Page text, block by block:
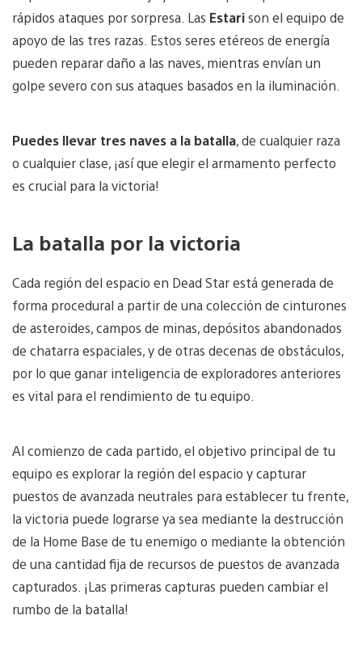
rápidos ataques por sorpresa. Las Estarison el equipo de
apoyo de las tres razas. Estos seres etéreos de energía
pueden reparar daño a las naves, mientras envían un
golpe severo con sus ataques basados ​​en la iluminación.
Puedes llevar tres naves a la batalla, de cualquier raza
o cualquier clase, ¡así que elegir el armamento perfecto
es crucial para la victoria!
La batalla por la victoria
Cada región del espacio en Dead Star está generada de
forma procedural a partir de una colección de cinturones
de asteroides, campos de minas, depósitos abandonados
de chatarra espaciales, y de otras decenas de obstáculos,
por lo que ganar inteligencia de exploradores anteriores
es vital para el rendimiento de tu equipo.
Al comienzo de cada partido, el objetivo principal de tu
equipo es explorar la región del espacio y capturar
puestos de avanzada neutrales para establecer tu frente,
la victoria puede lograrse ya sea mediante la destrucción
de la Home Base de tu enemigo o mediante la obtención
de una cantidad fija de recursos de puestos de avanzada
capturados. ¡Las primeras capturas pueden cambiar el
rumbo de la batalla!